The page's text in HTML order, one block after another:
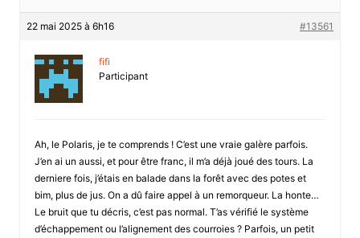
22 mai 2025 à 6h16 #13561
fifi
Participant
Ah, le Polaris, je te comprends ! C’est une vraie galère parfois.
J’en ai un aussi, et pour être franc, il m’a déjà joué des tours. La
derniere fois, j’étais en balade dans la forêt avec des potes et
bim, plus de jus. On a dû faire appel à un remorqueur. La honte…
Le bruit que tu décris, c’est pas normal. T’as vérifié le système
d’échappement ou l’alignement des courroies ? Parfois, un petit